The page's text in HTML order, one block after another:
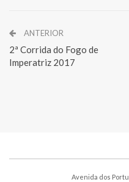
ANTERIOR
2ª Corrida do Fogo de
Imperatriz 2017
Avenida dos